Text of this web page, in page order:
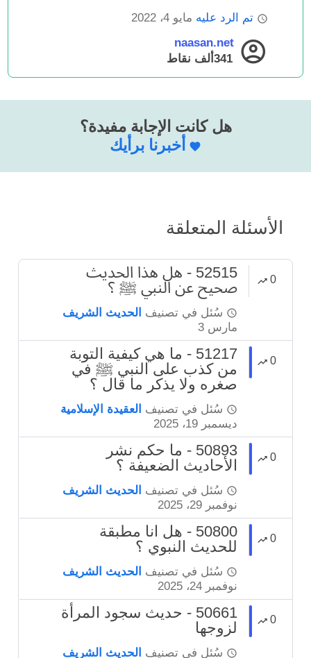
تم الرد عليه مايو 4، 2022
naasan.net
341ألف
نقاط
هل كانت الإجابة مفيدة؟
أخبرنا برأيك
الأسئلة المتعلقة
0
52515 - هل هذا الحديث
صحيح عن النبي ﷺ ؟
سُئل في تصنيف الحديث الشريف
مارس 3
0
51217 - ما هي كيفية التوبة
من كذب على النبي ﷺ في
صغره ولا يذكر ما قال ؟
سُئل في تصنيف العقيدة الإسلامية
ديسمبر 19، 2025
0
50893 - ما حكم نشر
الأحاديث الضعيفة ؟
سُئل في تصنيف الحديث الشريف
نوفمبر 29، 2025
0
50800 - هل انا مطبقة
للحديث النبوي ؟
سُئل في تصنيف الحديث الشريف
نوفمبر 24، 2025
0
50661 - حديث سجود المرأة
لزوجها
سُئل في تصنيف الحديث الشريف